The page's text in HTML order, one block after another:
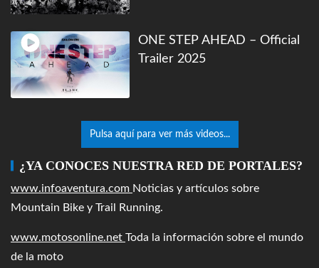
ONE STEP AHEAD – Official
Trailer 2025
Pulsa aquí para ver más videos...
¿YA CONOCES NUESTRA RED DE PORTALES?
www.infoaventura.com Noticias y artículos sobre
Mountain Bike y Trail Running.
www.motosonline.net Toda la información sobre el mundo
de la moto